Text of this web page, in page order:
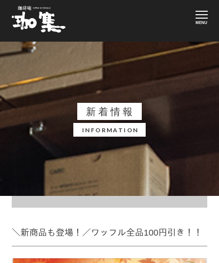
MENU
新着情報
INFORMATION
＼新商品も登場！／ワッフル全品100円引き！！